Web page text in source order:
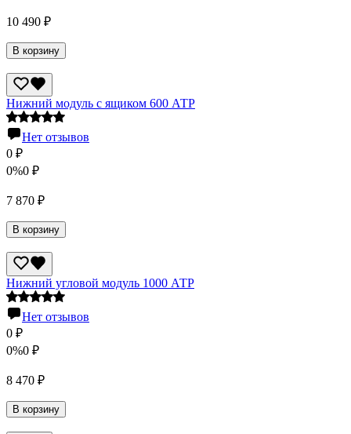
10 490 ₽
В корзину
Нижний модуль с ящиком 600 АТР
Нет отзывов
0 ₽
0%0 ₽
7 870 ₽
В корзину
Нижний угловой модуль 1000 АТР
Нет отзывов
0 ₽
0%0 ₽
8 470 ₽
В корзину